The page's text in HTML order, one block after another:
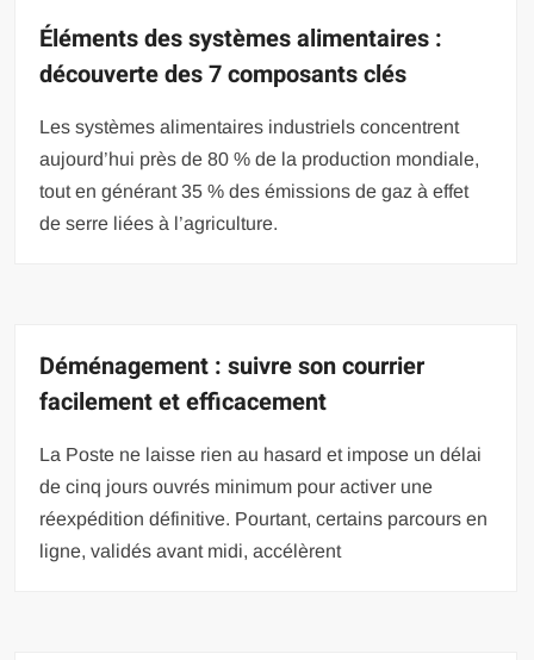
Éléments des systèmes alimentaires :
découverte des 7 composants clés
Les systèmes alimentaires industriels concentrent
aujourd’hui près de 80 % de la production mondiale,
tout en générant 35 % des émissions de gaz à effet
de serre liées à l’agriculture.
Déménagement : suivre son courrier
facilement et efficacement
La Poste ne laisse rien au hasard et impose un délai
de cinq jours ouvrés minimum pour activer une
réexpédition définitive. Pourtant, certains parcours en
ligne, validés avant midi, accélèrent